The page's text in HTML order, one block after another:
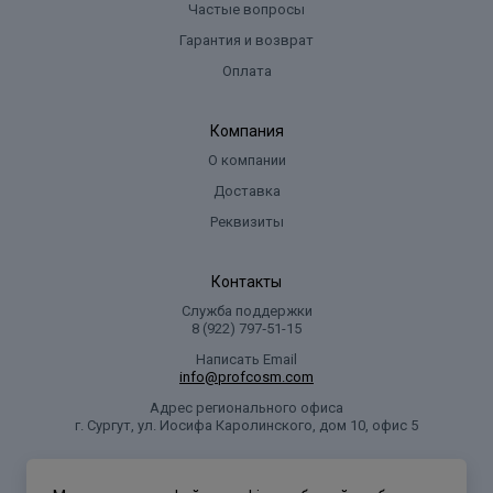
Частые вопросы
Гарантия и возврат
Оплата
Компания
О компании
Доставка
Реквизиты
Контакты
Служба поддержки
8 (922) 797‑51-15
Написать Email
info@profcosm.com
Адрес регионального офиса
г. Сургут, ул. Иосифа Каролинского, дом 10, офис 5